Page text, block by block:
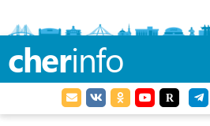
cherinfo